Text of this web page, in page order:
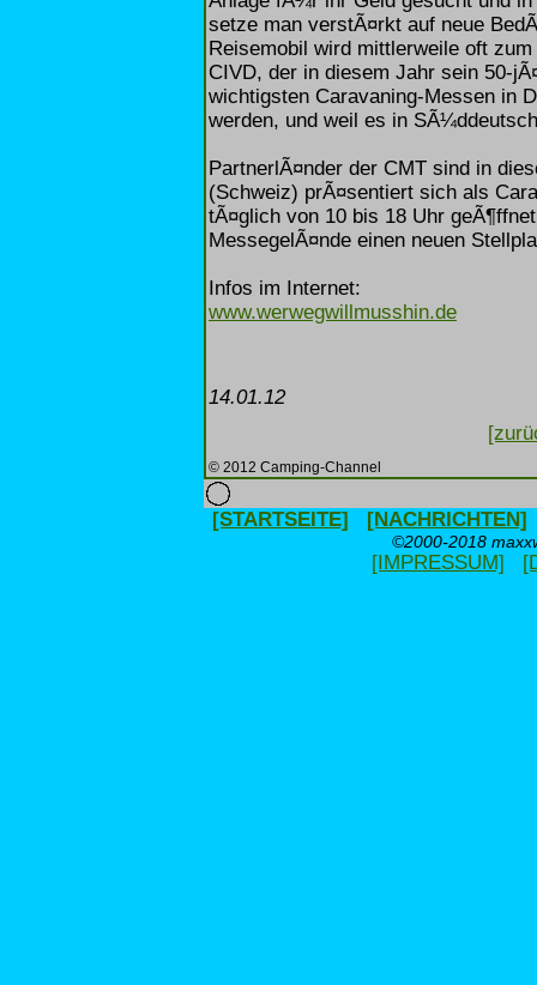
setze man verstÃ¤rkt auf neue
Reisemobil wird mittlerweile oft
CIVD, der in diesem Jahr sein 50-
wichtigsten Caravaning-Messen in
werden, und weil es in
PartnerlÃ¤nder der CMT sind in
(Schweiz) prÃ¤sentiert sich als
tÃ¤glich von 10 bis 18 Uhr
MessegelÃ¤nde einen neuen
Infos im Internet:
www.werwegwillmusshin.de
14.01.12
© 2012 Camping-Channel
[STARTSEITE] [NACHRICHTEN]
©2000-2018
[IMPRESSUM]